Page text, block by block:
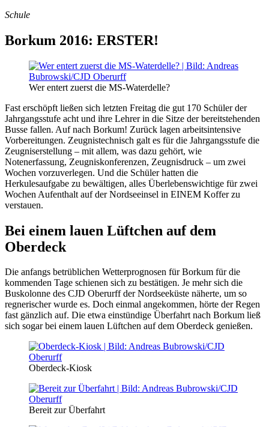
Schule
Borkum 2016: ERSTER!
Wer entert zuerst die MS-Waterdelle?
Fast erschöpft ließen sich letzten Freitag die gut 170 Schüler der
Jahrgangsstufe acht und ihre Lehrer in die Sitze der bereitstehenden
Busse fallen. Auf nach Borkum! Zurück lagen arbeitsintensive
Vorbereitungen. Zeugnistechnisch galt es für die Jahrgangsstufe die
Zeugniserstellung – mit allem, was dazu gehört, wie
Notenerfassung, Zeugniskonferenzen, Zeugnisdruck – um zwei
Wochen vorzuverlegen. Und die Schüler hatten die
Herkulesaufgabe zu bewältigen, alles Überlebenswichtige für zwei
Wochen Aufenthalt auf der Nordseeinsel in EINEM Koffer zu
verstauen.
Bei einem lauen Lüftchen auf dem
Oberdeck
Die anfangs betrüblichen Wetterprognosen für Borkum für die
kommenden Tage schienen sich zu bestätigen. Je mehr sich die
Buskolonne des CJD Oberurff der Nordseeküste näherte, um so
regnerischer wurde es. Doch einmal angekommen, hörte der Regen
fast gänzlich auf. Die etwa einstündige Überfahrt nach Borkum ließ
sich sogar bei einem lauen Lüftchen auf dem Oberdeck genießen.
Oberdeck-Kiosk
Bereit zur Überfahrt